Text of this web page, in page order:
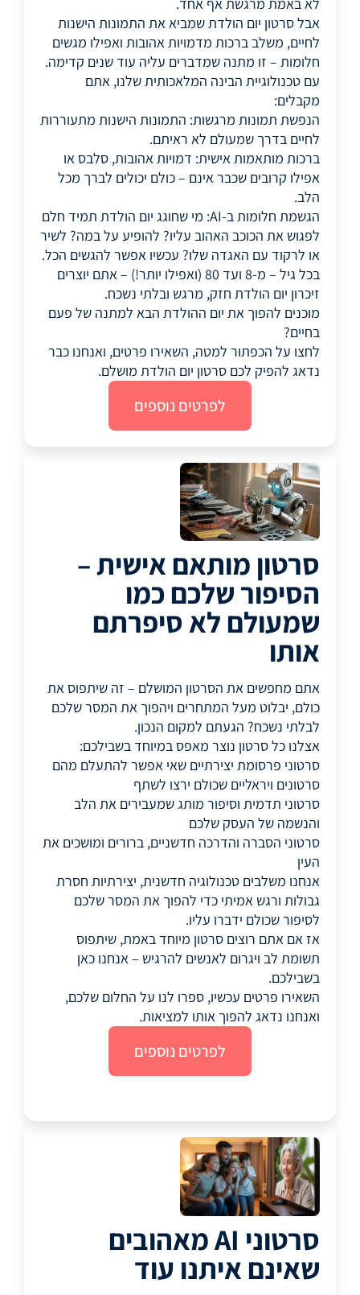
אבל סרטון יום הולדת שמביא את התמונות הישנות
לחיים, משלב ברכות מדמויות אהובות ואפילו מגשים
חלומות – זו מתנה שמדברים עליה עוד שנים קדימה.
עם טכנולוגיית הבינה המלאכותית שלנו, אתם
מקבלים:
הנפשת תמונות מרגשות: התמונות הישנות מתעוררות
לחיים בדרך שמעולם לא ראיתם.
ברכות מותאמות אישית: דמויות אהובות, סלבס או
אפילו קרובים שכבר אינם – כולם יכולים לברך מכל
הלב.
הגשמת חלומות ב-AI: מי שחוגג יום הולדת תמיד חלם
לפגוש את הכוכב האהוב עליו? להופיע על במה? לשיר
או לרקוד עם האגדה שלו? עכשיו אפשר להגשים הכל.
בכל גיל – מ-8 ועד 80 (ואפילו יותר!) – אתם יוצרים
זיכרון יום הולדת חזק, מרגש ובלתי נשכח.
מוכנים להפוך את יום ההולדת הבא למתנה של פעם
בחיים?
לחצו על הכפתור למטה, השאירו פרטים, ואנחנו כבר
נדאג להפיק לכם סרטון יום הולדת מושלם.
לפרטים נוספים
סרטון מותאם אישית –
הסיפור שלכם כמו
שמעולם לא סיפרתם
אותו
אתם מחפשים את הסרטון המושלם – זה שיתפוס את
כולם, יבלוט מעל המתחרים ויהפוך את המסר שלכם
לבלתי נשכח? הגעתם למקום הנכון.
אצלנו כל סרטון נוצר מאפס במיוחד בשבילכם:
סרטוני פרסומת יצירתיים שאי אפשר להתעלם מהם
סרטונים ויראליים שכולם ירצו לשתף
סרטוני תדמית וסיפור מותג שמעבירים את הלב
והנשמה של העסק שלכם
סרטוני הסברה והדרכה חדשניים, ברורים ומושכים את
העין
אנחנו משלבים טכנולוגיה חדשנית, יצירתיות חסרת
גבולות ורגש אמיתי כדי להפוך את המסר שלכם
לסיפור שכולם ידברו עליו.
אז אם אתם רוצים סרטון מיוחד באמת, שיתפוס
תשומת לב ויגרום לאנשים להרגיש – אנחנו כאן
בשבילכם.
השאירו פרטים עכשיו, ספרו לנו על החלום שלכם,
ואנחנו נדאג להפוך אותו למציאות.
לפרטים נוספים
סרטוני AI מאהובים
שאינם איתנו עוד